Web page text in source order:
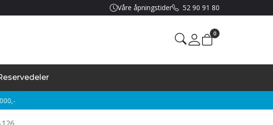
Våre åpningstider 52 90 91 80
Mine sider
0